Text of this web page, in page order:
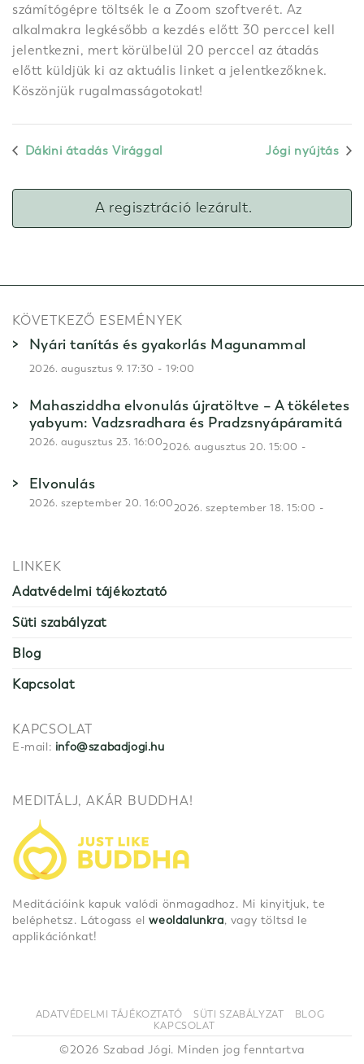
számítógépre töltsék le a Zoom szoftverét. Az
alkalmakra legkésőbb a kezdés előtt 30 perccel kell
jelentkezni, mert körülbelül 20 perccel az átadás
előtt küldjük ki az aktuális linket a jelentkezőknek.
Köszönjük rugalmasságotokat!
Dákini átadás Virággal Jógi nyújtás
A regisztráció lezárult.
KÖVETKEZŐ ESEMÉNYEK
Nyári tanítás és gyakorlás Magunammal
2026. augusztus 9. 17:30 -19:00
Mahasziddha elvonulás újratöltve – A tökéletes
yabyum: Vadzsradhara és Pradzsnyápáramitá
2026. augusztus 20. 15:00 -
2026. augusztus 23. 16:00
Elvonulás
2026. szeptember 18. 15:00 -
2026. szeptember 20. 16:00
LINKEK
Adatvédelmi tájékoztató
Süti szabályzat
Blog
Kapcsolat
KAPCSOLAT
E-mail: info@szabadjogi.hu
MEDITÁLJ, AKÁR BUDDHA!
Meditációink kapuk valódi önmagadhoz. Mi kinyitjuk, te
beléphetsz. Látogass elweoldalunkra, vagy töltsd le
applikációnkat!
ADATVÉDELMI TÁJÉKOZTATÓ SÜTI SZABÁLYZAT
BLOG
KAPCSOLAT
©2026 Szabad Jógi. Minden jog fenntartva